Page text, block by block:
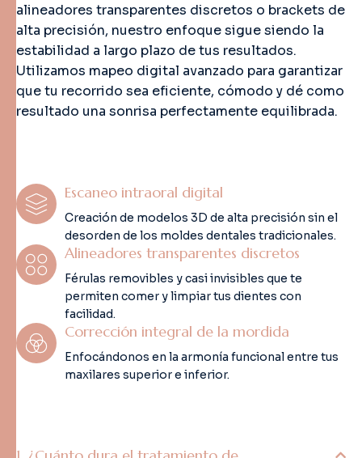
alineadores transparentes discretos o brackets de
alta precisión, nuestro enfoque sigue siendo la
estabilidad a largo plazo de tus resultados.
Utilizamos mapeo digital avanzado para garantizar
que tu recorrido sea eficiente, cómodo y dé como
resultado una sonrisa perfectamente equilibrada.
Escaneo intraoral digital
Creación de modelos 3D de alta precisión sin el
desorden de los moldes dentales tradicionales.
Alineadores transparentes discretos
Férulas removibles y casi invisibles que te
permiten comer y limpiar tus dientes con
facilidad.
Corrección integral de la mordida
Enfocándonos en la armonía funcional entre tus
maxilares superior e inferior.